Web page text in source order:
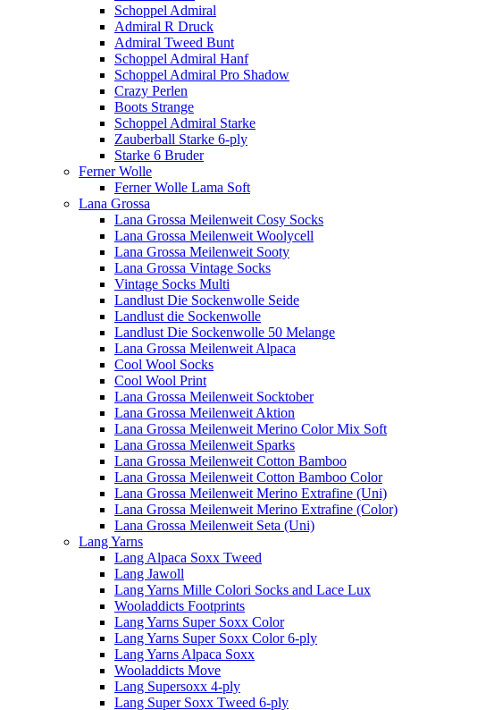
Schoppel Admiral
Admiral R Druck
Admiral Tweed Bunt
Schoppel Admiral Hanf
Schoppel Admiral Pro Shadow
Crazy Perlen
Boots Strange
Schoppel Admiral Starke
Zauberball Starke 6-ply
Starke 6 Bruder
Ferner Wolle
Ferner Wolle Lama Soft
Lana Grossa
Lana Grossa Meilenweit Cosy Socks
Lana Grossa Meilenweit Woolycell
Lana Grossa Meilenweit Sooty
Lana Grossa Vintage Socks
Vintage Socks Multi
Landlust Die Sockenwolle Seide
Landlust die Sockenwolle
Landlust Die Sockenwolle 50 Melange
Lana Grossa Meilenweit Alpaca
Cool Wool Socks
Cool Wool Print
Lana Grossa Meilenweit Socktober
Lana Grossa Meilenweit Aktion
Lana Grossa Meilenweit Merino Color Mix Soft
Lana Grossa Meilenweit Sparks
Lana Grossa Meilenweit Cotton Bamboo
Lana Grossa Meilenweit Cotton Bamboo Color
Lana Grossa Meilenweit Merino Extrafine (Uni)
Lana Grossa Meilenweit Merino Extrafine (Color)
Lana Grossa Meilenweit Seta (Uni)
Lang Yarns
Lang Alpaca Soxx Tweed
Lang Jawoll
Lang Yarns Mille Colori Socks and Lace Lux
Wooladdicts Footprints
Lang Yarns Super Soxx Color
Lang Yarns Super Soxx Color 6-ply
Lang Yarns Alpaca Soxx
Wooladdicts Move
Lang Supersoxx 4-ply
Lang Super Soxx Tweed 6-ply